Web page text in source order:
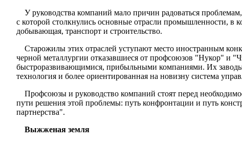
У руководства компаний мало причин радоваться
с которой столкнулись основные отрасли промыш­ленности, в
добывающая, транспорт и строительство.
Старожилы этих отраслей уступают место иностранным
черной металлургии отказавшиеся от профсоюзов "Нукор" и
быстроразвивающимися, прибыльными компаниями. Их заводы
технология и более ориентированная на новизну система
Профсоюзы и руководство компаний стоят перед
пути решения этой проблемы: путь конфронтации и путь
партнерства".
Выжженая земля